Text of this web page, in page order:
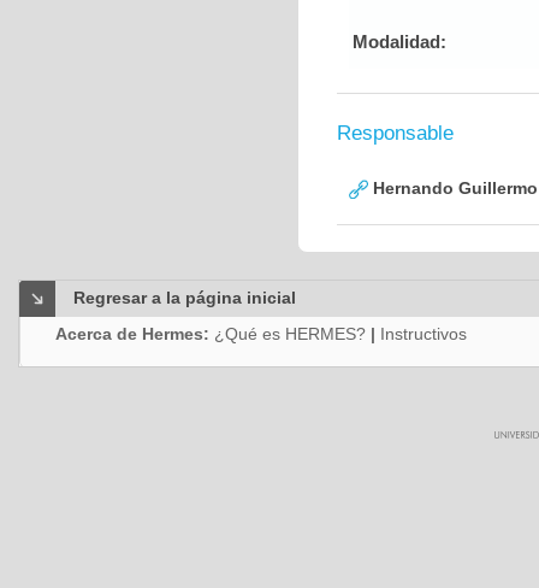
Modalidad:
Responsable
Hernando
Regresar a la página inicial
Acerca de Hermes: ¿Qué es HERMES? | Instructivos